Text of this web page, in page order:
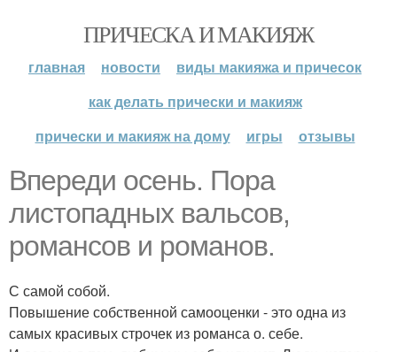
ПРИЧЕСКА И МАКИЯЖ
главная новости
виды макияжа и причесок
как делать прически и макияж
прически и макияж на дому
игры отзывы
Впереди осень. Пора
листопадных вальсов,
романсов и романов.
С самой собой.
Повышение собственной самооценки - это одна из
самых красивых строчек из романса о. себе.